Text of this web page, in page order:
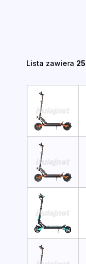
Lista zawiera 25